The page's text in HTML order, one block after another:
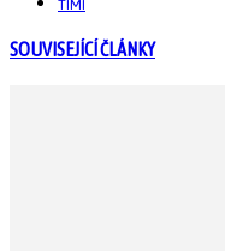
TIMI
SOUVISEJÍCÍ ČLÁNKY